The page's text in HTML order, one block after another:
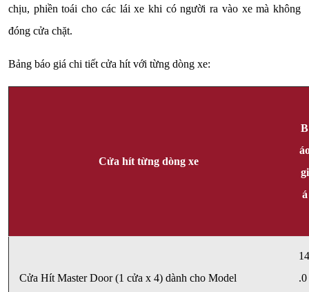
chịu, phiền toái cho các lái xe khi có người ra vào xe mà không
đóng cửa chặt.
Bảng báo giá chi tiết cửa hít với từng dòng xe:
Cửa hít từng dòng xe
B
gi
á
Cửa Hít Master Door (1 cửa x 4) dành cho Model
14
.0